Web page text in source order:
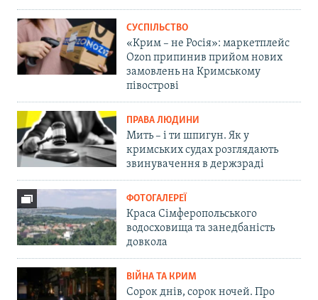
СУСПІЛЬСТВО
«Крим – не Росія»: маркетплейс
Ozon припинив прийом нових
замовлень на Кримському
півострові
ПРАВА ЛЮДИНИ
Мить – і ти шпигун. Як у
кримських судах розглядають
звинувачення в держзраді
ФОТОГАЛЕРЕЇ
Краса Сімферопольського
водосховища та занедбаність
довкола
ВІЙНА ТА КРИМ
Сорок днів, сорок ночей. Про